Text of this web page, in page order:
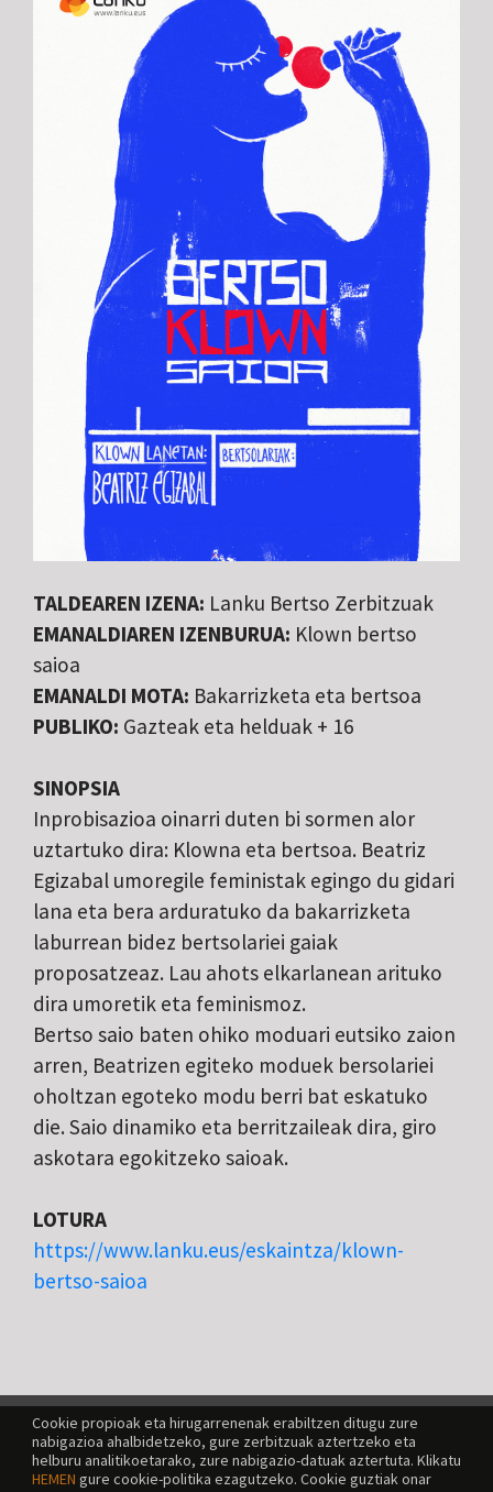
Cookie propioak eta hirugarrenenak erabiltzen ditugu zure
nabigazioa ahalbidetzeko, gure zerbitzuak aztertzeko eta
helburu analitikoetarako, zure nabigazio-datuak aztertuta. Klikatu
HEMEN gure cookie-politika ezagutzeko. Cookie guztiak onar
TALDEAREN IZENA: Lanku Bertso Zerbitzuak
EMANALDIAREN IZENBURUA: Klown bertso
saioa
EMANALDI MOTA: Bakarrizketa eta bertsoa
PUBLIKO: Gazteak eta helduak + 16
SINOPSIA
Inprobisazioa oinarri duten bi sormen alor
uztartuko dira: Klowna eta bertsoa. Beatriz
Egizabal umoregile feministak egingo du gidari
lana eta bera arduratuko da bakarrizketa
laburrean bidez bertsolariei gaiak
proposatzeaz. Lau ahots elkarlanean arituko
dira umoretik eta feminismoz.
Bertso saio baten ohiko moduari eutsiko zaion
arren, Beatrizen egiteko moduek bersolariei
oholtzan egoteko modu berri bat eskatuko
die. Saio dinamiko eta berritzaileak dira, giro
askotara egokitzeko saioak.
LOTURA
https://www.lanku.eus/eskaintza/klown-
bertso-saioa